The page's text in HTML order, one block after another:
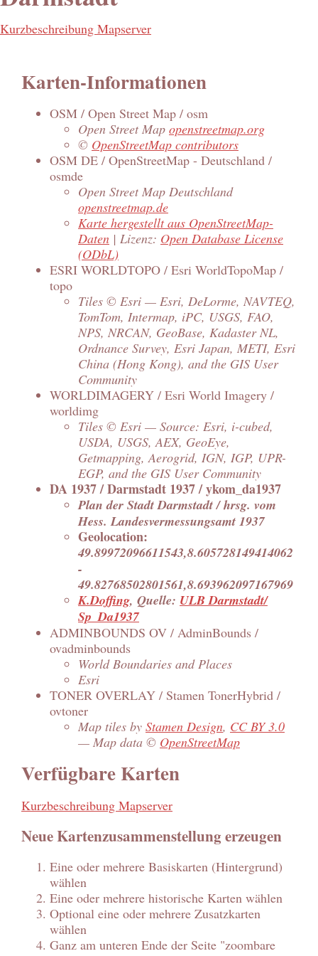
Kurzbeschreibung Mapserver
Karten-Informationen
OSM / Open Street Map / osm
Open Street Map openstreetmap.org
© OpenStreetMap contributors
OSM DE / OpenStreetMap - Deutschland /
osmde
Open Street Map Deutschland
openstreetmap.de
Karte hergestellt aus OpenStreetMap-
Daten | Lizenz: Open Database License
(ODbL)
ESRI WORLDTOPO / Esri WorldTopoMap /
topo
Tiles © Esri — Esri, DeLorme, NAVTEQ,
TomTom, Intermap, iPC, USGS, FAO,
NPS, NRCAN, GeoBase, Kadaster NL,
Ordnance Survey, Esri Japan, METI, Esri
China (Hong Kong), and the GIS User
Community
WORLDIMAGERY / Esri World Imagery /
worldimg
Tiles © Esri — Source: Esri, i-cubed,
USDA, USGS, AEX, GeoEye,
Getmapping, Aerogrid, IGN, IGP, UPR-
EGP, and the GIS User Community
DA 1937 / Darmstadt 1937 / ykom_da1937
Plan der Stadt Darmstadt / hrsg. vom
Hess. Landesvermessungsamt 1937
Geolocation:
49.89972096611543,8.605728149414062
-
49.82768502801561,8.693962097167969
K.Doffing, Quelle: ULB Darmstadt/
Sp_Da1937
ADMINBOUNDS OV / AdminBounds /
ovadminbounds
World Boundaries and Places
Esri
TONER OVERLAY / Stamen TonerHybrid /
ovtoner
Map tiles by Stamen Design, CC BY 3.0
— Map data © OpenStreetMap
Verfügbare Karten
Kurzbeschreibung Mapserver
Neue Kartenzusammenstellung erzeugen
Eine oder mehrere Basiskarten (Hintergrund)
wählen
Eine oder mehrere historische Karten wählen
Optional eine oder mehrere Zusatzkarten
wählen
Ganz am unteren Ende der Seite "zoombare